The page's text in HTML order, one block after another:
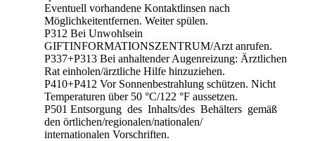
Eventuell vorhandene Kontaktlinsen nach
Möglichkeitentfernen. Weiter spülen.
P312 Bei Unwohlsein
GIFTINFORMATIONSZENTRUM/Arzt anrufen.
P337+P313 Bei anhaltender Augenreizung: Ärztlichen
Rat einholen/ärztliche Hilfe hinzuziehen.
P410+P412 Vor Sonnenbestrahlung schützen. Nicht
Temperaturen über 50 °C/122 °F aussetzen.
P501 Entsorgung des Inhalts/des Behälters gemäß
den örtlichen/regionalen/nationalen/
internationalen Vorschriften.